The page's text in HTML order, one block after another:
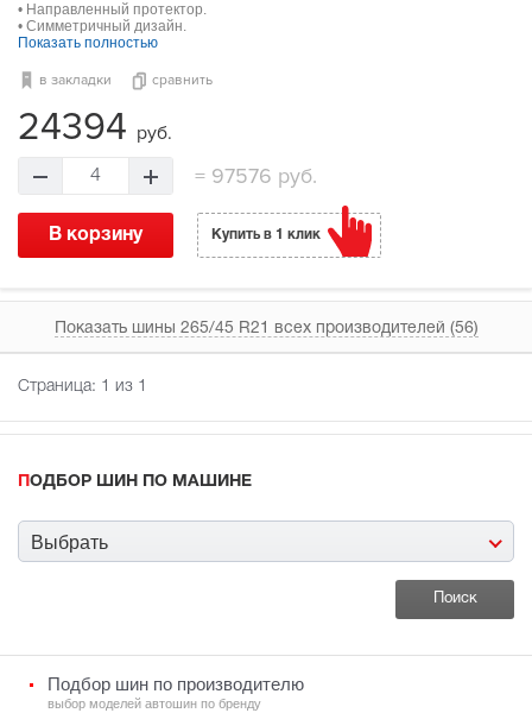
• Направленный протектор.
• Симметричный дизайн.
Показать полностью
в закладки сравнить
24394 руб.
4 = 97576 руб.
В корзину Купить в 1 клик
Показать шины 265/45 R21 всех производителей (56)
Страница: 1 из 1
ПОДБОР ШИН ПО МАШИНЕ
Выбрать
Подбор шин по производителю
выбор моделей автошин по бренду